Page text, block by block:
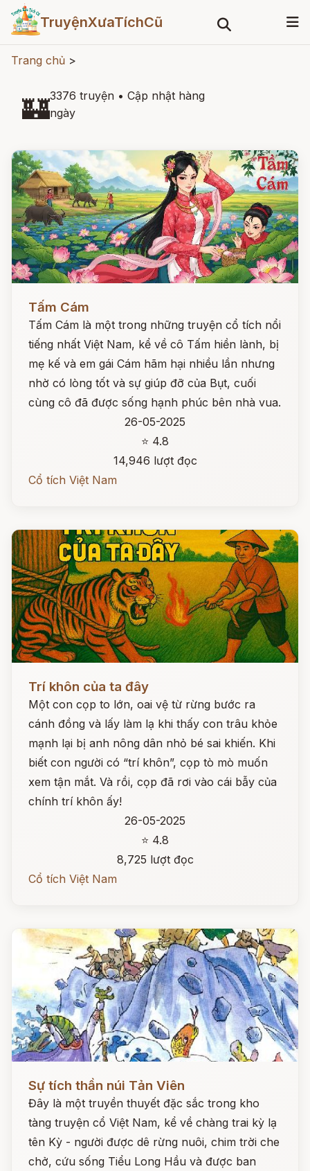
TruyệnXưaTíchCũ
Trang chủ >
🏰3376 truyện • Cập nhật hàng
ngày
Đọc ngay
Tấm Cám
Tấm Cám là một trong những truyện cổ tích nổi
tiếng nhất Việt Nam, kể về cô Tấm hiền lành, bị
mẹ kế và em gái Cám hãm hại nhiều lần nhưng
nhờ có lòng tốt và sự giúp đỡ của Bụt, cuối
cùng cô đã được sống hạnh phúc bên nhà vua.
26-05-2025
⭐ 4.8
14,946 lượt đọc
Cổ tích Việt Nam
Trí khôn của ta đây
Một con cọp to lớn, oai vệ từ rừng bước ra
cánh đồng và lấy làm lạ khi thấy con trâu khỏe
mạnh lại bị anh nông dân nhỏ bé sai khiến. Khi
biết con người có “trí khôn”, cọp tò mò muốn
xem tận mắt. Và rồi, cọp đã rơi vào cái bẫy của
chính trí khôn ấy!
26-05-2025
⭐ 4.8
8,725 lượt đọc
Cổ tích Việt Nam
Sự tích thần núi Tản Viên
Đây là một truyền thuyết đặc sắc trong kho
tàng truyện cổ Việt Nam, kể về chàng trai kỳ lạ
tên Kỳ - người được dê rừng nuôi, chim trời che
chở, cứu sống Tiểu Long Hầu và được ban